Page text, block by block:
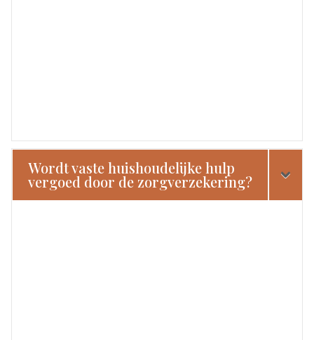
Wordt vaste huishoudelijke hulp
vergoed door de zorgverzekering?